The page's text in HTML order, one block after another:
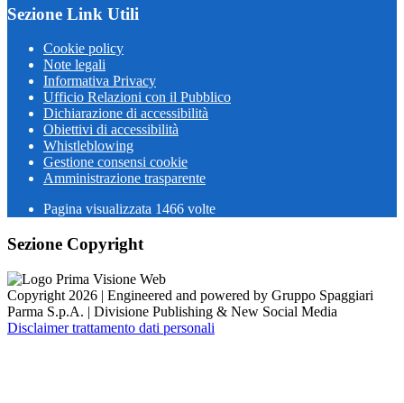
Sezione Link Utili
Cookie policy
Note legali
Informativa Privacy
Ufficio Relazioni con il Pubblico
Dichiarazione di accessibilità
Obiettivi di accessibilità
Whistleblowing
Gestione consensi cookie
Amministrazione trasparente
Pagina visualizzata 1466 volte
Sezione Copyright
Copyright 2026 | Engineered and powered by Gruppo Spaggiari
Parma S.p.A. | Divisione Publishing & New Social Media
Disclaimer trattamento dati personali